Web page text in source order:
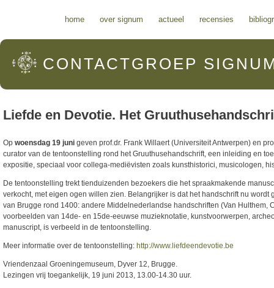
home over signum actueel recensies
CONTACTGROEP
Liefde en Devotie. Het
Op woensdag 19 juni geven prof.dr. Frank Willaert (Universiteit Antwerpen) en
curator van de tentoonstelling rond het Gruuthusehandschrift, een inleiding en
expositie, speciaal voor collega-mediëvisten zoals kunsthistorici, musicologen,
De tentoonstelling trekt tienduizenden bezoekers die het spraakmakende
verkocht, met eigen ogen willen zien. Belangrijker is dat het handschrift nu
van Brugge rond 1400: andere Middelnederlandse handschriften (Van Hulthem,
voorbeelden van 14de- en 15de-eeuwse muzieknotatie, kunstvoorwerpen,
manuscript, is verbeeld in de tentoonstelling.
Meer informatie over de tentoonstelling: http://www.liefdeendevotie.be
Vriendenzaal Groeningemuseum, Dyver 12, Brugge.
Lezingen vrij toegankelijk, 19 juni 2013, 13.00-14.30 uur.